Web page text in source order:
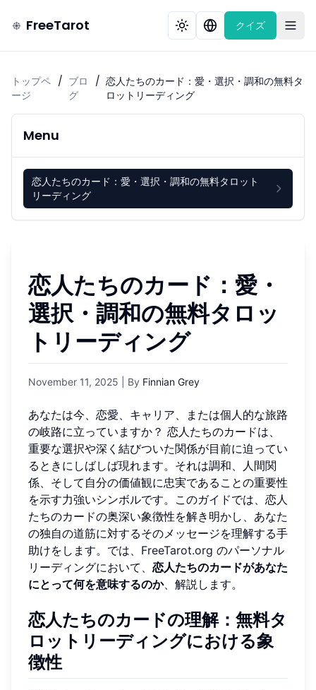
FreeTarot クイズ
トップペ
ージ
/ ブロ
グ
/ 恋人たちのカード：愛・選択・調和の無料タ
ロットリーディング
Menu
恋人たちのカード：愛・選択・調和の無料タロット
リーディング
恋人たちのカード：愛・
選択・調和の無料タロッ
トリーディング
November 11, 2025 | By Finnian Grey
あなたは今、恋愛、キャリア、または個人的な旅路
の岐路に立っていますか？ 恋人たちのカードは、
重要な選択や深く結びついた関係が目前に迫ってい
るときにしばしば現れます。それは調和、人間関
係、そして自分の価値観に忠実であることの重要性
を示す力強いシンボルです。このガイドでは、恋人
たちのカードの奥深い象徴性を解き明かし、あなた
の独自の道筋に対するそのメッセージを理解する手
助けをします。では、 FreeTarot.org のパーソナル
リーディングにおいて、 恋人たちのカードがあなた
にとって何を意味するのか、解説します。
恋人たちのカードの理解：無料タ
ロットリーディングにおける象
徴性